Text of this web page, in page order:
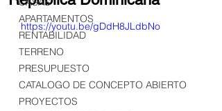
APARTAMENTOS
RENTABILIDAD
TERRENO
PRESUPUESTO
CATALOGO DE CONCEPTO ABIERTO
PROYECTOS
https://youtu.be/gDdH8JLdbNo